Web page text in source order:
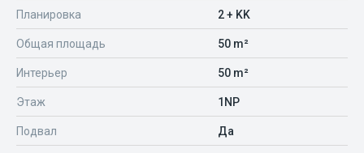
Планировка 2 + KK
Общая площадь 50 m²
Интерьер 50 m²
Этаж 1NP
Подвал Да